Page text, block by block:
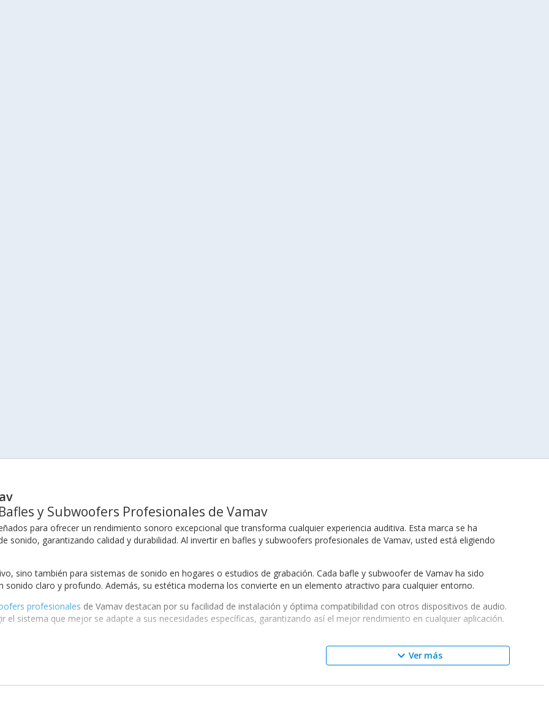
y Subwoofers Profesionales de Vamav
para ofrecer un rendimiento sonoro excepcional que transforma cualquier experiencia auditiva. Esta marca se ha
sonido, garantizando calidad y durabilidad. Al invertir en bafles y subwoofers profesionales de Vamav, usted está eligiendo
sino también para sistemas de sonido en hogares o estudios de grabación. Cada bafle y subwoofer de Vamav ha sido
claro y profundo. Además, su estética moderna los convierte en un elemento atractivo para cualquier entorno.
profesionales de Vamav destacan por su facilidad de instalación y óptima compatibilidad con otros dispositivos de audio.
el sistema que mejor se adapte a sus necesidades específicas, garantizando así el mejor rendimiento en cualquier aplicación.
profesionales de Vamav es su rendimiento superior. Con un diseño acústico meticulosamente calibrado, estos productos
con una claridad impresionante. La tecnología utilizada en la creación de estos dispositivos permite manejar frecuencias
keyboard_arrow_down Ver más